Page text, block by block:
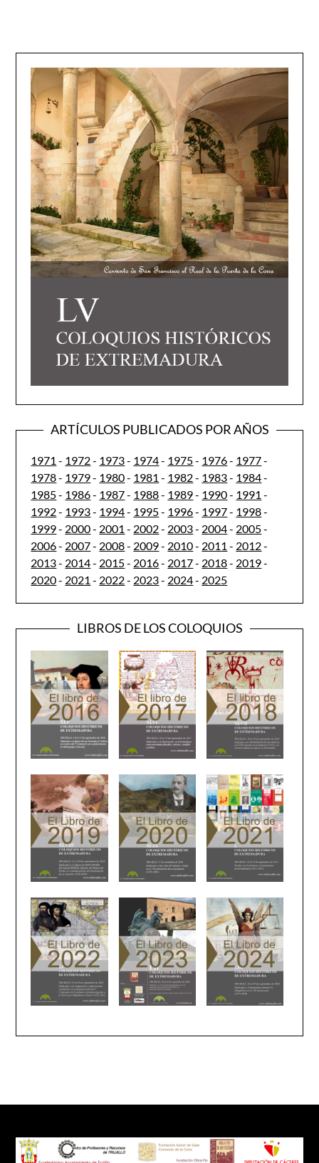
ARTÍCULOS PUBLICADOS POR AÑOS
1971 - 1972- 1973- 1974- 1975- 1976- 1977-
1978- 1979- 1980- 1981 - 1982- 1983- 1984-
1985- 1986- 1987- 1988- 1989- 1990- 1991 -
1992- 1993- 1994- 1995- 1996- 1997- 1998-
1999- 2000- 2001 - 2002- 2003- 2004- 2005-
2006- 2007- 2008- 2009- 2010- 2011 - 2012-
2013- 2014- 2015- 2016- 2017- 2018- 2019-
2020- 2021 - 2022- 2023- 2024- 2025
LIBROS DE LOS COLOQUIOS